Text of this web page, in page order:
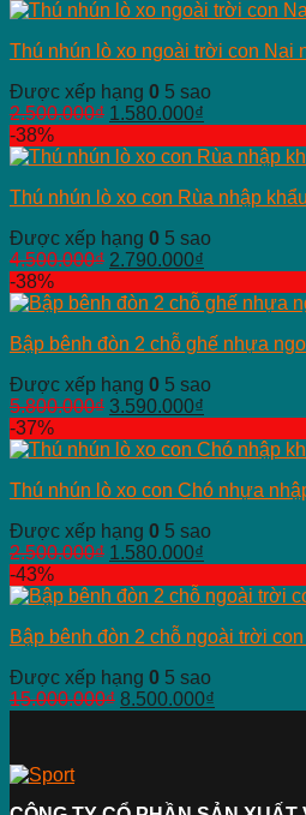
Thú nhún lò xo ngoài trời con Nai
Được xếp hạng 0 5 sao
2.500.000₫ 1.580.000₫
-38%
Thú nhún lò xo con Rùa nhập
Được xếp hạng 0 5 sao
4.500.000₫ 2.790.000₫
-38%
Bập bênh đòn 2 chỗ ghế nhựa
Được xếp hạng 0 5 sao
5.800.000₫ 3.590.000₫
-37%
Thú nhún lò xo con Chó nhựa
Được xếp hạng 0 5 sao
2.500.000₫ 1.580.000₫
-43%
Bập bênh đòn 2 chỗ ngoài trời
Được xếp hạng 0 5 sao
15.000.000₫ 8.500.000₫